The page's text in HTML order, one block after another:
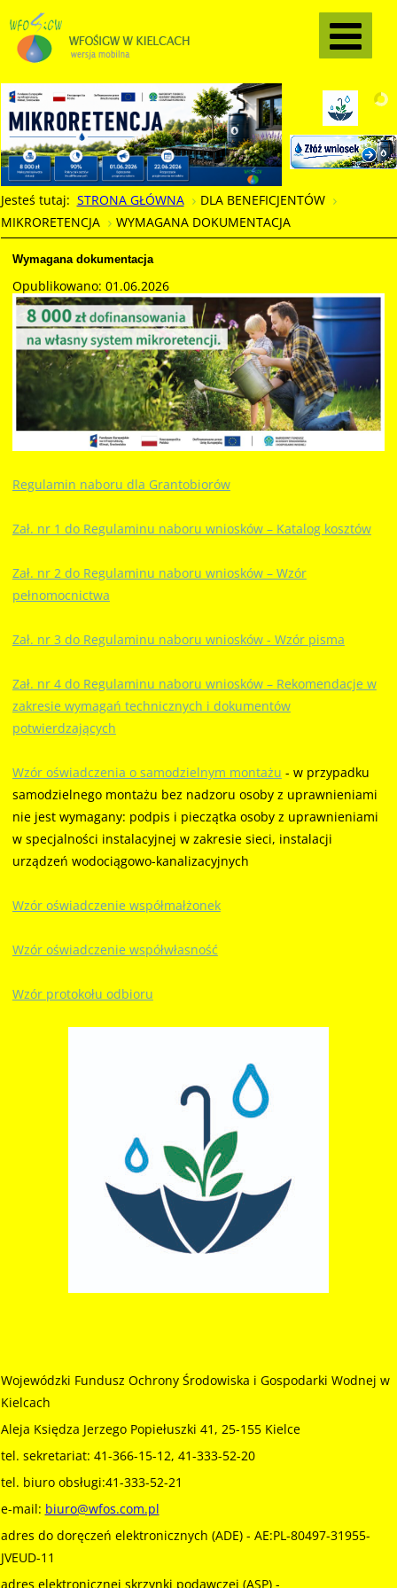
Jesteś tutaj: STRONA GŁÓWNA
DLA BENEFICJENTÓW
MIKRORETENCJA
WYMAGANA DOKUMENTACJA
Wymagana dokumentacja
Opublikowano: 01.06.2026
Regulamin naboru dla Grantobiorów
Zał. nr 1 do Regulaminu naboru wniosków – Katalog kosztów
Zał. nr 2 do Regulaminu naboru wniosków – Wzór
pełnomocnictwa
Zał. nr 3 do Regulaminu naboru wniosków - Wzór pisma
Zał. nr 4 do Regulaminu naboru wniosków – Rekomendacje w
zakresie wymagań technicznych i dokumentów
potwierdzających
Wzór oświadczenia o samodzielnym montażu - w przypadku
samodzielnego montażu bez nadzoru osoby z uprawnieniami
nie jest wymagany: podpis i pieczątka osoby z uprawnieniami
w specjalności instalacyjnej w zakresie sieci, instalacji
urządzeń wodociągowo-kanalizacyjnych
Wzór oświadczenie współmałżonek
Wzór oświadczenie współwłasność
Wzór protokołu odbioru
Wojewódzki Fundusz Ochrony Środowiska i Gospodarki Wodnej w
Kielcach
Aleja Księdza Jerzego Popiełuszki 41, 25-155 Kielce
tel. sekretariat: 41-366-15-12, 41-333-52-20
tel. biuro obsługi:41-333-52-21
e-mail: biuro@wfos.com.pl
adres do doręczeń elektronicznych (ADE) - AE:PL-80497-31955-
JVEUD-11
adres elektronicznej skrzynki podawczej (ASP) -